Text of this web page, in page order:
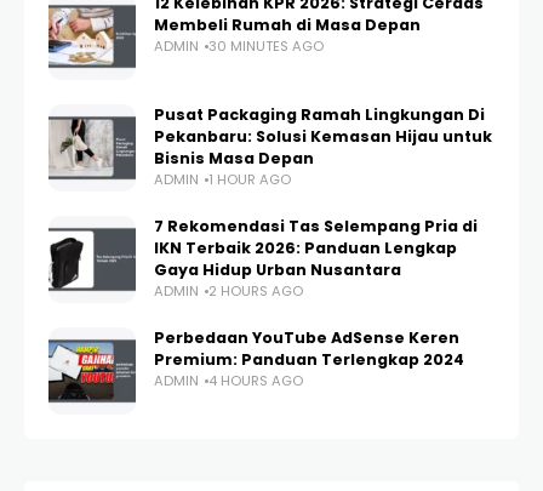
Membeli Rumah di Masa Depan
ADMIN 30 MINUTES AGO
Pusat Packaging Ramah Lingkungan Di
Pekanbaru: Solusi Kemasan Hijau untuk
Bisnis Masa Depan
ADMIN 1 HOUR AGO
7 Rekomendasi Tas Selempang Pria di
IKN Terbaik 2026: Panduan Lengkap
Gaya Hidup Urban Nusantara
ADMIN 2 HOURS AGO
Perbedaan YouTube AdSense Keren
Premium: Panduan Terlengkap 2024
ADMIN 4 HOURS AGO